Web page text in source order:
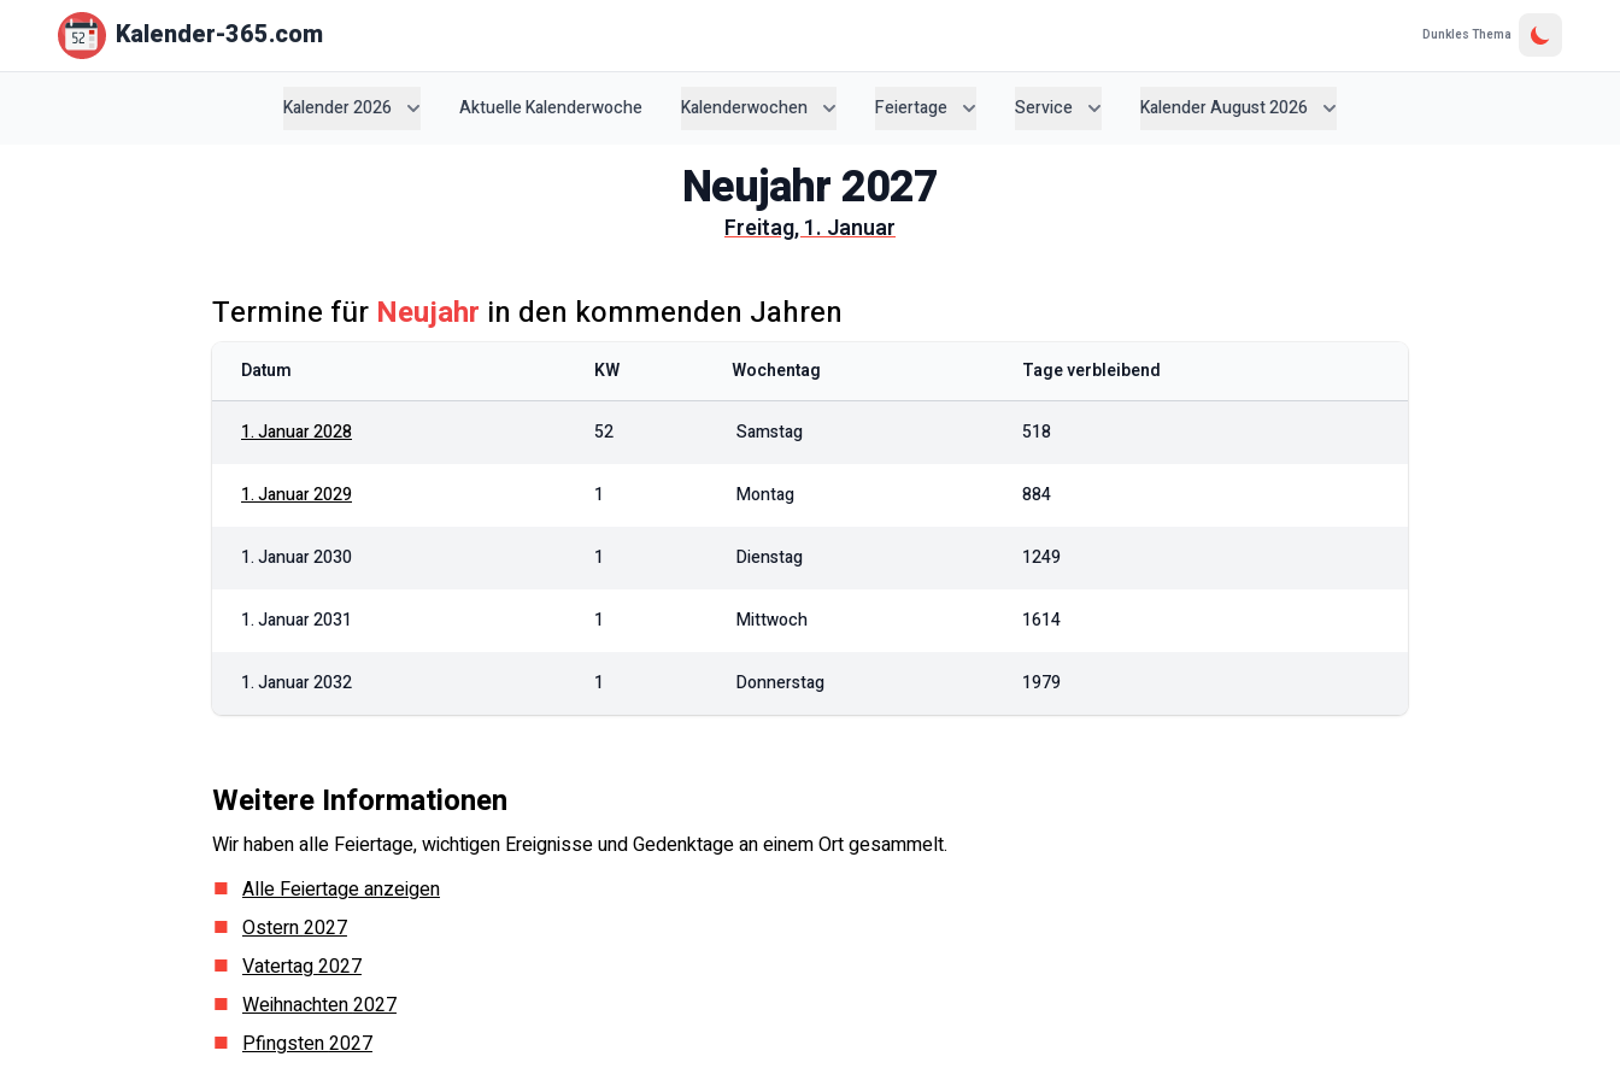
Kalender-365.com Dunkles Thema
Kalender 2026 Aktuelle Kalenderwoche Kalenderwochen Feiertage Service Kalender August 2026
Neujahr2027
Freitag, 1. Januar
Termine für Neujahr in den kommenden Jahren
Datum KW Wochentag Tage verbleibend
1. Januar 2028 52 Samstag 518
1. Januar 2029 1 Montag 884
1. Januar 2030 1 Dienstag 1249
1. Januar 2031 1 Mittwoch 1614
1. Januar 2032 1 Donnerstag 1979
Weitere Informationen
Wir haben alle Feiertage, wichtigen Ereignisse und Gedenktage an einem Ort gesammelt.
Alle Feiertage anzeigen
Ostern2027
Vatertag2027
Weihnachten2027
Pfingsten2027